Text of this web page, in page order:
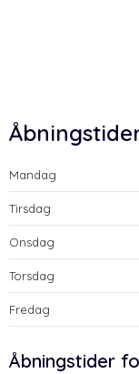
Mandag
Tirsdag
Onsdag
Torsdag
Fredag
​Åbningstider